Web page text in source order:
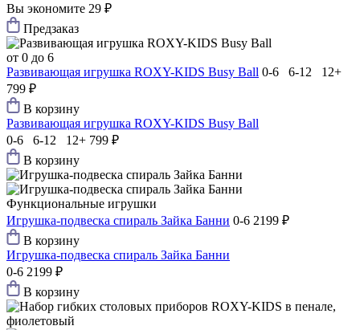
Вы экономите 29 ₽
Предзаказ
от 0 до 6
Развивающая игрушка ROXY-KIDS Busy Ball 0-6 6-12 12+
799 ₽
В корзину
Развивающая игрушка ROXY-KIDS Busy Ball
0-6 6-12 12+ 799 ₽
В корзину
Функциональные игрушки
Игрушка-подвеска спираль Зайка Банни 0-6 2199 ₽
В корзину
Игрушка-подвеска спираль Зайка Банни
0-6 2199 ₽
В корзину